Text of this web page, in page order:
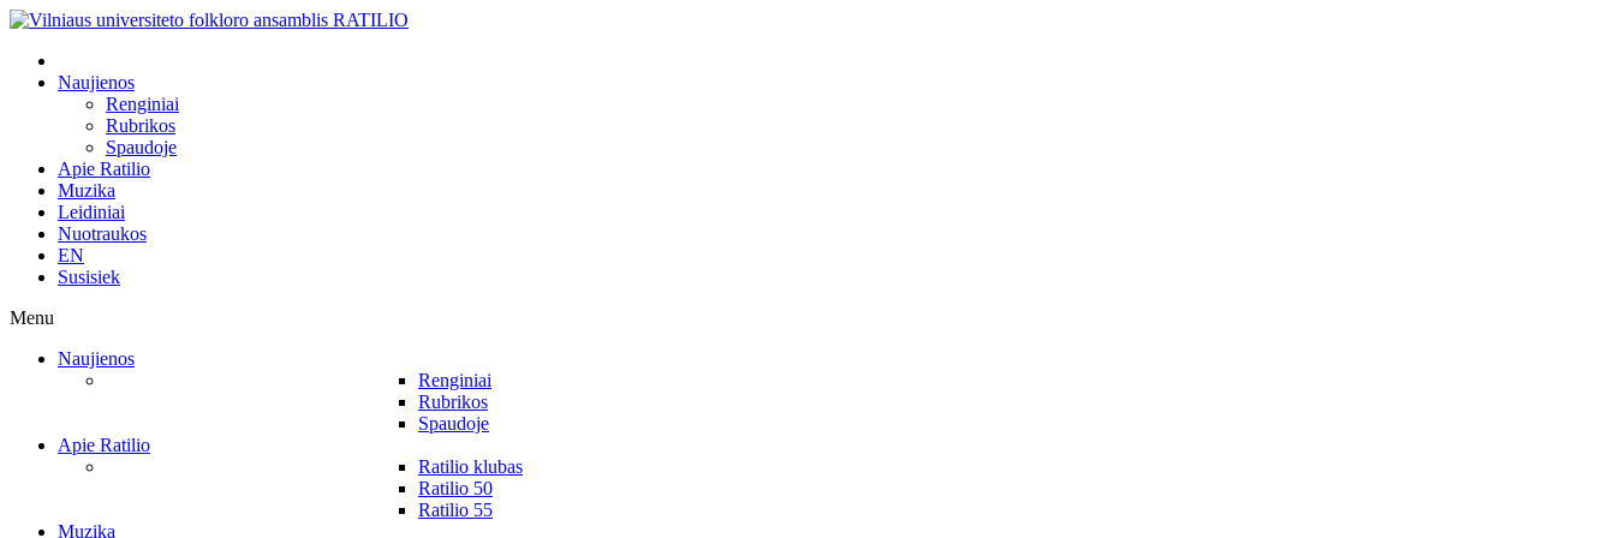
Naujienos
Renginiai
Rubrikos
Spaudoje
Apie Ratilio
Muzika
Leidiniai
Nuotraukos
EN
Susisiek
Menu
Naujienos
Renginiai
Rubrikos
Spaudoje
Apie Ratilio
Ratilio klubas
Ratilio 50
Ratilio 55
Muzika